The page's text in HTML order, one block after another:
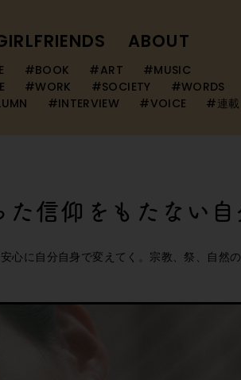
ABOUT
#BOOK #ART
#MUSIC
#WORK #SOCIETY
#WORDS
#INTERVIEW #VOICE #連載
た信仰をもたない
心に自分自身で変えてく。宗教、祭、自然